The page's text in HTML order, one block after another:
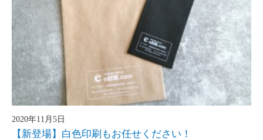
2020年11月5日
【新登場】白色印刷もお任せください！